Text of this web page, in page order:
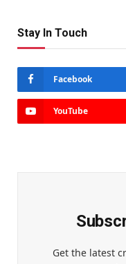
Stay In Touch
Facebook
YouTube
Get the latest